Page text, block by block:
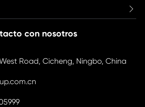

con nosotros
Road, Cicheng, Ningbo, China